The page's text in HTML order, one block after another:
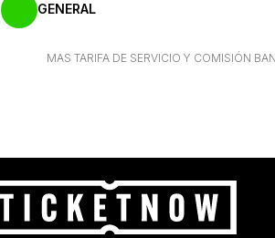
GENERAL
MAS TARIFA DE SERVICIO Y COMISIÓN